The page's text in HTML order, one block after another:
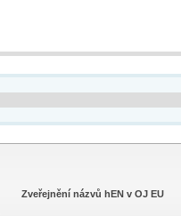
Zveřejnění názvů hEN v OJ EU